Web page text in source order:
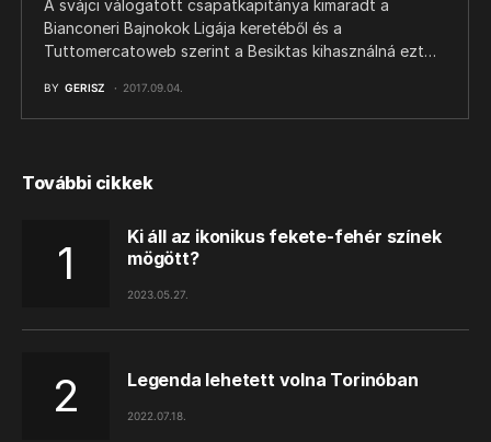
A svájci válogatott csapatkapitánya kimaradt a
Bianconeri Bajnokok Ligája keretéből és a
Tuttomercatoweb szerint a Besiktas kihasználná ezt…
BY GERISZ 2017.09.04.
További cikkek
Ki áll az ikonikus fekete-fehér színek
mögött?
2023.05.27.
Legenda lehetett volna Torinóban
2022.07.18.